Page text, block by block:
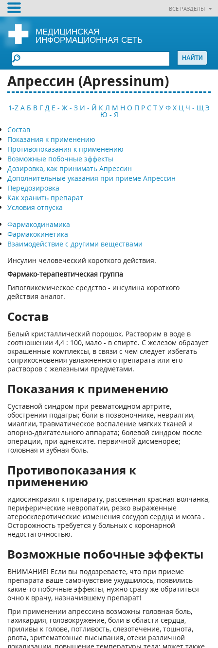
ВСЕ РАЗДЕЛЫ
МЕДИЦИНСКАЯ
ИНФОРМАЦИОННАЯ СЕТЬ
Апрессин (Арressinum)
1-Z А Б В Г Д Е - Ж - З И - Й К Л М Н О П Р С Т У Ф Х Ц Ч - Щ Э
Ю - Я
Состав
Показания к применению
Противопоказания к применению
Возможные побочные эффекты
Дозировка, как принимать Апрессин
Дополнительные указания при приеме Апрессин
Передозировка
Как хранить препарат
Условия отпуска
Фармакодинамика
Фармакокинетика
Взаимодействие с другими веществами
Инсулин человеческий короткого действия.
Фармако-терапевтическая группа
Гипогликемическое средство - инсулина короткого
действия аналог.
Состав
Белый кристаллический порошок. Растворим в воде в
соотношении 4,4 : 100, мало - в спирте. С железом образует
окрашенные комплексы, в связи с чем следует избегать
соприкосновения увлажненного препарата или его
растворов с железными предметами.
Показания к применению
Суставной синдром при ревматоидном артрите,
обострении подагры; боли в позвоночнике, невралгии,
миалгии, травматическое воспаление мягких тканей и
опорно-двигательного аппарата; болевой синдром после
операции, при аднексите. первичной дисменорее;
головная и зубная боль.
Противопоказания к
применению
идиосинкразия к препарату, рассеянная красная волчанка,
периферические невропатии, резко выраженные
атеросклеротические изменения сосудов сердца и мозга .
Осторожность требуется у больных с коронарной
недостаточностью.
Возможные побочные эффекты
ВНИМАНИЕ! Если вы подозреваете, что при приеме
препарата ваше самочувствие ухудшилось, появились
какие-то побочные эффекты, нужно сразу же обратиться
очно к врачу, назначившему препарат!
При применении апрессина возможны головная боль,
тахикардия, головокружение, боли в области сердца,
приливы к голове, потливость, слезотечение, тошнота,
рвота, эритематозные высыпания, отеки различной